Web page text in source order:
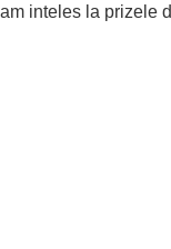
inteles la prizele